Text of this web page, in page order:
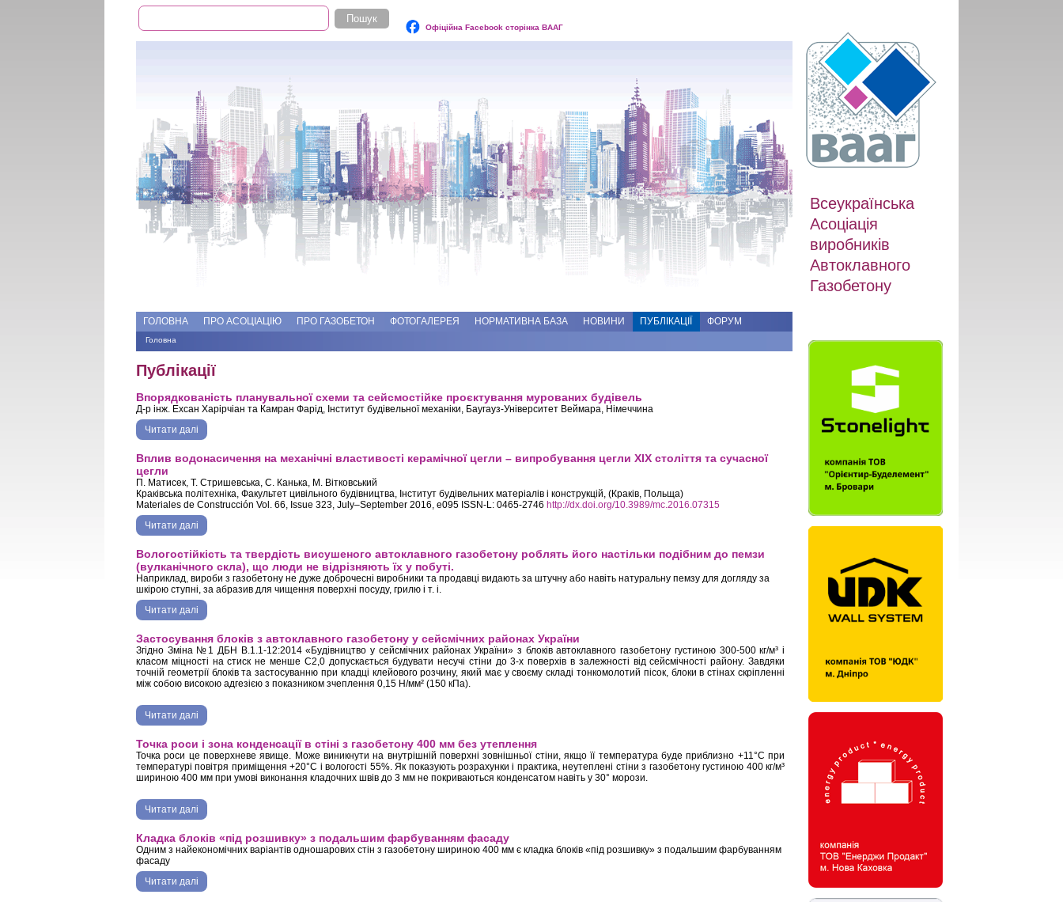
Пошукова форма
Пошук
Офіційна Facebook сторінка ВААГ
Всеукраїнська
Асоціація
виробників
Автоклавного
Газобетону
ГОЛОВНА ПРО АСОЦІАЦІЮ ПРО ГАЗОБЕТОН ФОТОГАЛЕРЕЯ НОРМАТИВНА БАЗА НОВИНИ ПУБЛІКАЦІЇ ФОРУМ
Ви є тут
Головна
Публікації
Впорядкованість планувальної схеми та сейсмостійке проєктування мурованих будівель
Д-р інж. Ехсан Харірчіан та Камран Фарід, Інститут будівельної механіки, Баугауз-Університет Веймара, Німеччина
Читати далі
Вплив водонасичення на механічні властивості керамічної цегли – випробування цегли ХІХ століття та сучасної
цегли
П. Матисек, Т. Стришевська, С. Канька, М. Вітковський
Краківська політехніка, Факультет цивільного будівництва, Інститут будівельних матеріалів і конструкцій, (Краків, Польща)
Materiales de Construcción Vol. 66, Issue 323, July–September 2016, e095 ISSN-L: 0465-2746 http://dx.doi.org/10.3989/mc.2016.07315
Читати далі
Вологостійкість та твердість висушеного автоклавного газобетону роблять його настільки подібним до пемзи
(вулканічного скла), що люди не відрізняють їх у побуті.
Наприклад, вироби з газобетону не дуже доброчесні виробники та продавці видають за штучну або навіть натуральну пемзу для догляду за
шкірою ступні, за абразив для чищення поверхні посуду, грилю і т. і.
Читати далі
Застосування блоків з автоклавного газобетону у сейсмічних районах України
Згідно Зміна №1 ДБН В.1.1-12:2014 «Будівництво у сейсмічних районах України» з блоків автоклавного газобетону густиною 300-500 кг/м³ і
класом міцності на стиск не менше С2,0 допускається будувати несучі стіни до 3-х поверхів в залежності від сейсмічності району. Завдяки
точній геометрії блоків та застосуванню при кладці клейового розчину, який має у своєму складі тонкомолотий пісок, блоки в стінах скріпленні
між собою високою адгезією з показником зчеплення 0,15 Н/мм² (150 кПа).
Читати далі
Точка роси і зона конденсації в стіні з газобетону 400 мм без утеплення
Точка роси це поверхневе явище. Може виникнути на внутрішній поверхні зовнішньої стіни, якщо її температура буде приблизно +11°С при
температурі повітря приміщення +20°С і вологості 55%. Як показують розрахунки і практика, неутеплені стіни з газобетону густиною 400 кг/м³
шириною 400 мм при умові виконання кладочних швів до 3 мм не покриваються конденсатом навіть у 30° морози.
Читати далі
Кладка блоків «під розшивку» з подальшим фарбуванням фасаду
Одним з найекономічних варіантів одношарових стін з газобетону шириною 400 мм є кладка блоків «під розшивку» з подальшим фарбуванням
фасаду
Читати далі